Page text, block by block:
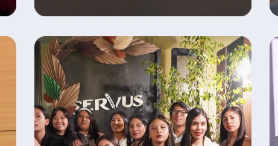
importante etapa de formación y el
en el ámbito profesional. La ceremonia
[…]